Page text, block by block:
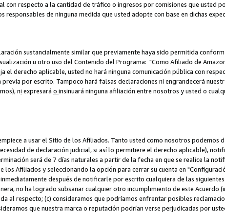
con respecto a la cantidad de tráfico o ingresos por comisiones que usted
responsables de ninguna medida que usted adopte con base en dichas
sustancialmente similar que previamente haya sido permitida
u otro uso del Contenido del Programa: "Como Afiliado de
derecho aplicable, usted no hará ninguna comunicación pública con
por escrito. Tampoco hará falsas declaraciones ni engrandecerá
ni expresará o insinuará ninguna afiliación entre nosotros y usted o
a usar el Sitio de los Afiliados. Tanto usted como nosotros podemos
de declaración judicial, si así lo permitiere el derecho aplicable),
será de 7 días naturales a partir de la fecha en que se realice la
Afiliados y seleccionando la opción para cerrar su cuenta en
después de notificarle por escrito cualquiera de las siguientes
no ha logrado subsanar cualquier otro incumplimiento de este Acuerdo
al respecto; (c) consideramos que podríamos enfrentar posibles
que nuestra marca o reputación podrían verse perjudicadas por